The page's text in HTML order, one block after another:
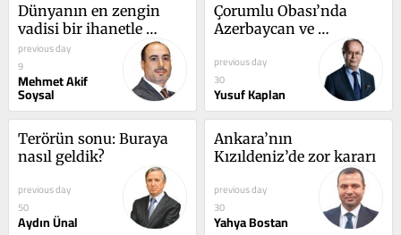
Dünyanın en zengin
vadisi bir ihanetle
doğdu
previous day
9
Mehmet Akif
Soysal
Çorumlu Obası’nda
Azerbaycan ve
Bangladeş’ten ruh
taşıyan unutulmaz bir
gece…
previous day
30
Yusuf Kaplan
Terörün sonu: Buraya
nasıl geldik?
previous day
50
Aydın Ünal
Ankara’nın
Kızıldeniz’de zor kararı
previous day
30
Yahya Bostan